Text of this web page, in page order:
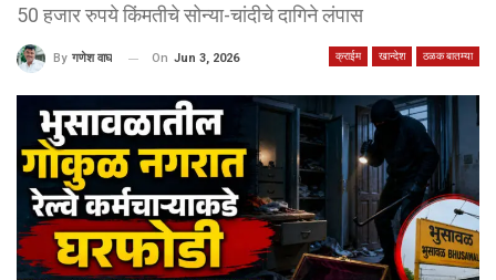
50 हजार रुपये किंमतीचे सोन्या-चांदीचे दागिने लंपास
क्राईम खान्देश ठळक बातम्या
By गणेश वाघ On Jun 3, 2026